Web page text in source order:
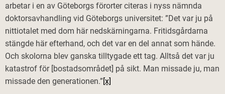
arbetar i en av Göteborgs förorter citeras i nyss nämnda
doktorsavhandling vid Göteborgs universitet: ”Det var ju på
nittiotalet med dom här nedskärningarna. Fritidsgårdarna
stängde här efterhand, och det var en del annat som hände.
Och skolorna blev ganska tilltygade ett tag. Alltså det var ju
katastrof för [bostadsområdet] på sikt. Man missade ju, man
missade den generationen.”[x]